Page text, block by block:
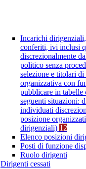
Incarichi
conferiti, ivi inclusi
discrezionalmente
politico senza
selezione e titolari di
organizzativa con
pubblicare in tabelle
seguenti situazioni:
individuati
posizione
dirigenziali) 12
Elenco posizioni
Posti di funzione
Ruolo dirigenti
Dirigenti cessati